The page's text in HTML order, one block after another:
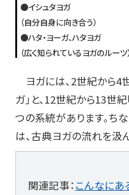
●イシュタヨガ
（自分自身に向き合う）
●ハタ・ヨーガ、ハタヨガ
（広く知られているヨガのルーツ
ヨガには、2世紀から4
ガ」と、12世紀から13世
つの系統があります。ち
は、古典ヨガの流れを汲
関連記事： こんなにあ